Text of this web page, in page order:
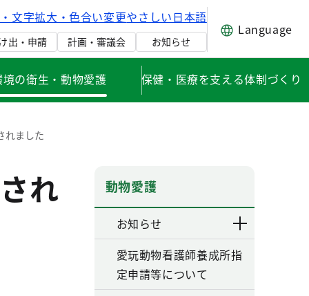
文字拡大・色合い変更やさしい日本語
出・申請 計画・審議会 お知らせ
Language
境の衛生・動物愛護 保健・医療を支える体制づくり
れました
れ
動物愛護
お知らせ
愛玩動物看護師養成所指
定申請等について